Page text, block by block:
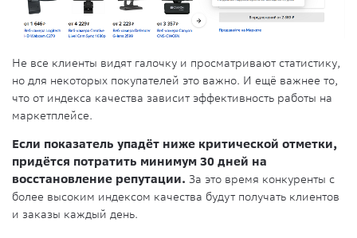
Не все клиенты видят галочку и просматривают статистику,
но для некоторых покупателей это важно. И ещё важнее то,
что от индекса качества зависит эффективность работы на
маркетплейсе.
Если показатель упадёт ниже критической отметки,
придётся потратить минимум 30 дней на
восстановление репутации. За это время конкуренты с
более высоким индексом качества будут получать клиентов
и заказы каждый день.